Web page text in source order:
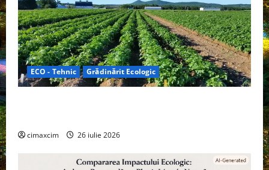
ECO - Tehnic Grădinărit Ecologic
cimaxcim 26 iulie 2026